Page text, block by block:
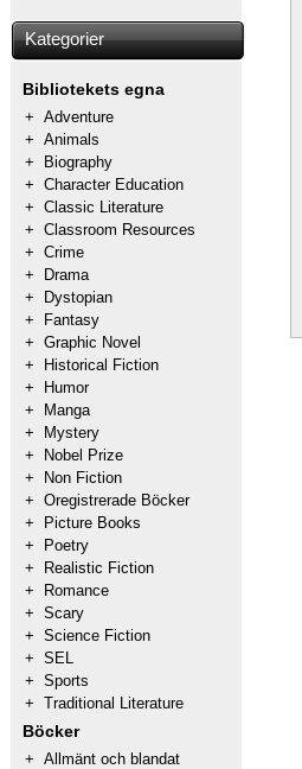
Kategorier
Bibliotekets egna
+ Adventure
+ Animals
+
Biography
+ Character Education
+ Classic Literature
+ Classroom Resources
+ Crime
+
Drama
+
Dystopian
+
Fantasy
+ Graphic Novel
+
Historical Fiction
+
Humor
+
Manga
+
Mystery
+
Nobel Prize
+
Non Fiction
+ Oregistrerade Böcker
+
Picture Books
+
Poetry
+
Realistic Fiction
+
Romance
+ Scary
+ Science Fiction
+ SEL
+ Sports
+ Traditional Literature
Böcker
+ Allmänt och blandat